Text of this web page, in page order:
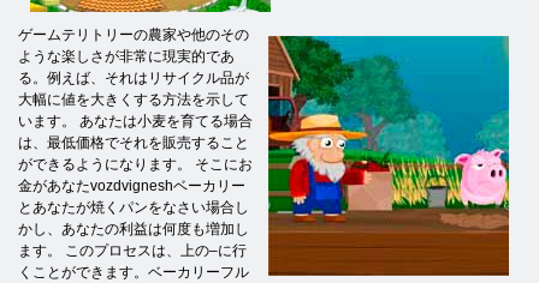
ゲームテリトリーの農家や他のその
ような楽しさが非常に現実的であ
る。例えば、それはリサイクル品が
大幅に値を大きくする方法を示して
います。 あなたは小麦を育てる場合
は、最低価格でそれを販売すること
ができるようになります。 そこにお
金があなたvozdvigneshベーカリー
とあなたが焼くパンをなさい場合し
かし、あなたの利益は何度も増加し
ます。 このプロセスは、上の–に行
くことができます。ベーカリーフル